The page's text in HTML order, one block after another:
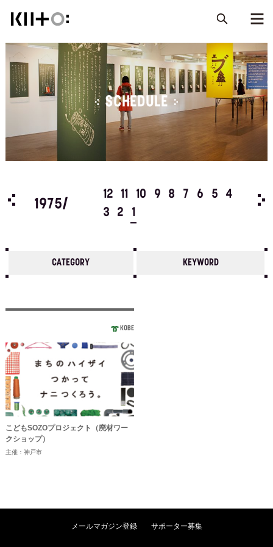
SCHEDULE
4
1975/
12 11 10 9 8 7 6 5
4
3
2 1
CATEGORY KEYWORD
KOBE
こどもSOZOプロジェクト（廃材ワー
クショップ）
主催：神戸市
メールマガジン登録 サポーター募集